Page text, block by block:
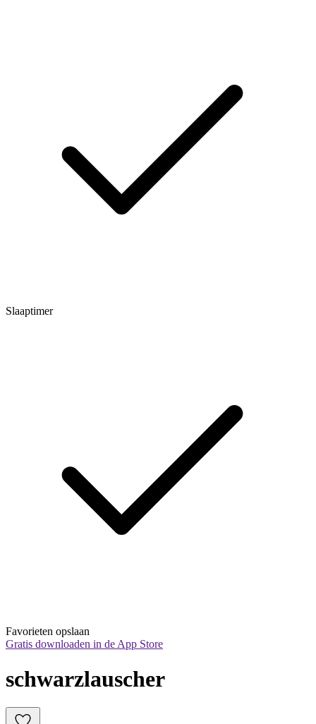
Slaaptimer
Favorieten opslaan
Gratis downloaden in de App Store
schwarzlauscher